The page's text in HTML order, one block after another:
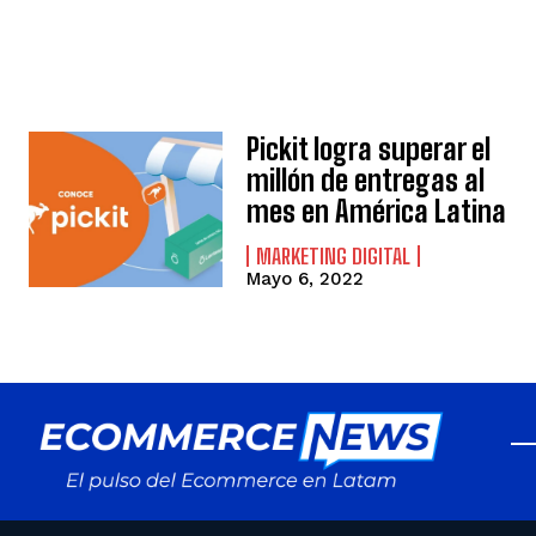
Pickit logra superar el
millón de entregas al
mes en América Latina
MARKETING DIGITAL
Mayo 6, 2022